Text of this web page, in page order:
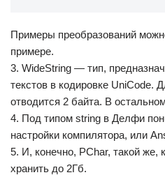
Примеры преобразований
примере.
3. WideString — тип,
текстов в кодировке UniCode.
отводится 2 байта. В
4. Под типом string в Делфи
настройки компилятора, или
5. И, конечно, PChar, такой же,
хранить до 2Гб.